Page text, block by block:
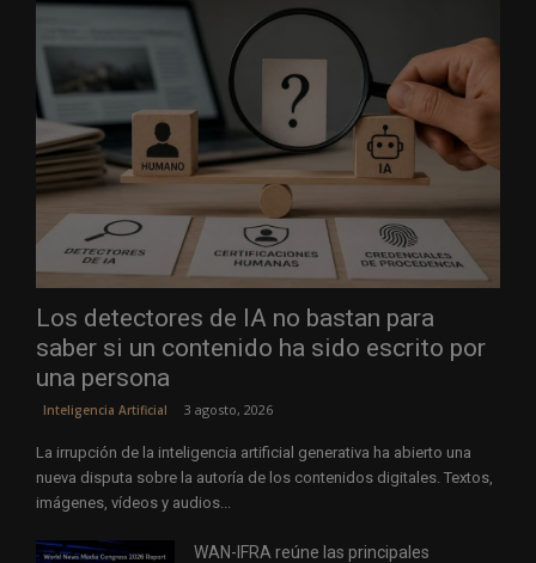
Los detectores de IA no bastan para
saber si un contenido ha sido escrito por
una persona
Inteligencia Artificial 3 agosto, 2026
La irrupción de la inteligencia artificial generativa ha abierto una
nueva disputa sobre la autoría de los contenidos digitales. Textos,
imágenes, vídeos y audios...
WAN-IFRA reúne las principales